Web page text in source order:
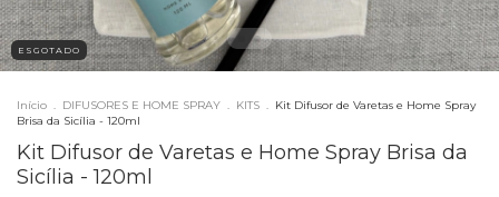
ESGOTADO
Início . DIFUSORES E HOME SPRAY . KITS . Kit Difusor de Varetas e Home Spray
Brisa da Sicília - 120ml
Kit Difusor de Varetas e Home Spray Brisa da
Sicília - 120ml